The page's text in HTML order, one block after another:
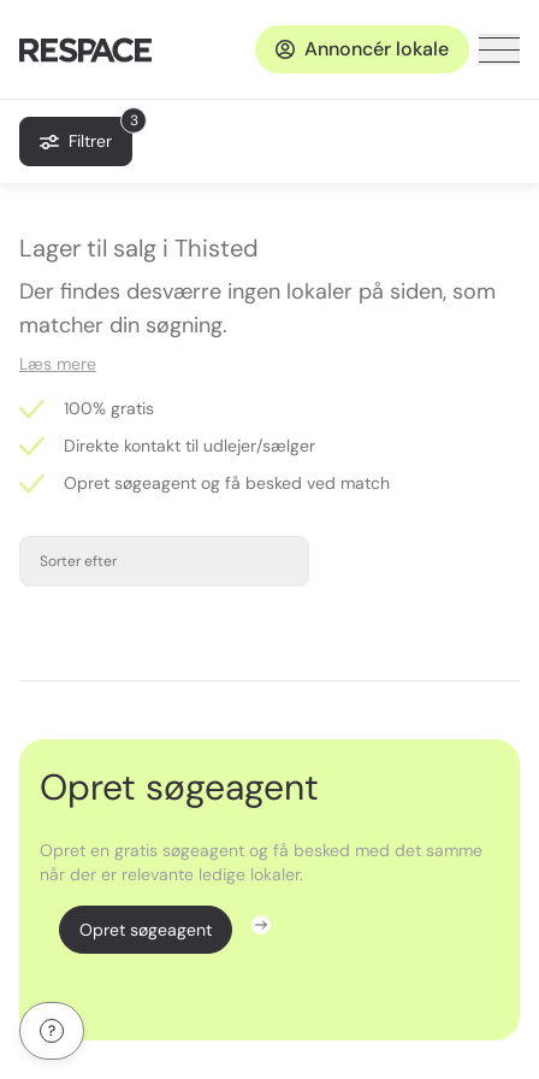
Annoncér lokale
3
Filtrer
Lager til salg i Thisted
Der findes desværre ingen lokaler på siden, som
matcher din søgning.
Læs mere
100% gratis
Direkte kontakt til udlejer/sælger
Opret søgeagent og få besked ved match
Sorter efter
Opret søgeagent
Opret en gratis søgeagent og få besked med det samme
når der er relevante ledige lokaler.
Opret søgeagent